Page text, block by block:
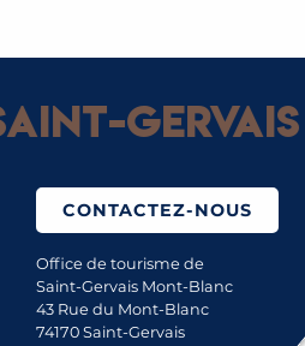
Gervais
CONTACTEZ-NOUS
Office de tourisme de
Saint-Gervais Mont-Blanc
43 Rue du Mont-Blanc
74170 Saint-Gervais